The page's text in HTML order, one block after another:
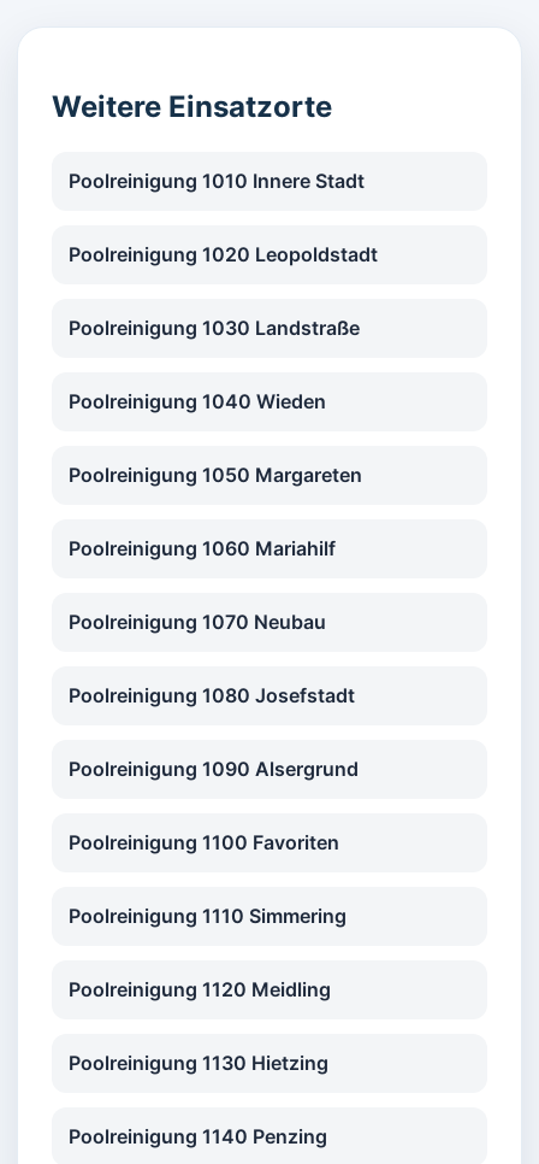
Weitere Einsatzorte
Poolreinigung 1010 Innere Stadt
Poolreinigung 1020 Leopoldstadt
Poolreinigung 1030 Landstraße
Poolreinigung 1040 Wieden
Poolreinigung 1050 Margareten
Poolreinigung 1060 Mariahilf
Poolreinigung 1070 Neubau
Poolreinigung 1080 Josefstadt
Poolreinigung 1090 Alsergrund
Poolreinigung 1100 Favoriten
Poolreinigung 1110 Simmering
Poolreinigung 1120 Meidling
Poolreinigung 1130 Hietzing
Poolreinigung 1140 Penzing